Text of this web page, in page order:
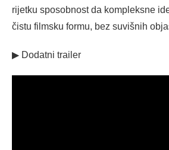
rijetku sposobnost da kompleksne
čistu filmsku formu, bez suvišnih
▶ Dodatni trailer